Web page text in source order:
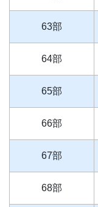
63部
64部
65部
66部
67部
68部